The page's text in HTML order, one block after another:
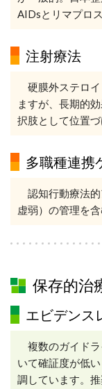
AIDsとリマプロ
注射療法
硬膜外ステロイ
ますが、長期的
択肢として位置づ
多職種連携
認知行動療法的
虚弱）の管理を
保存的治
エビデンス
複数のガイドラ
いて確証度が低
調しています。